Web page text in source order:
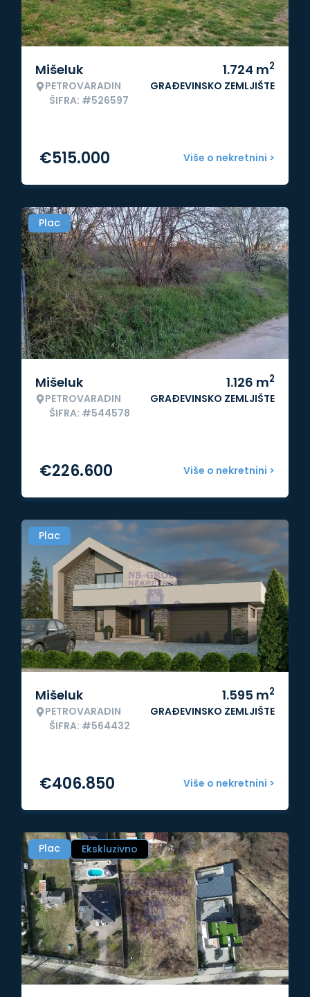
Mišeluk
PETROVARADIN
ŠIFRA: #526597
1.724 m2
GRAĐEVINSKO ZEMLJIŠTE
Više o nekretnini >
€515.000
Plac
Mišeluk
PETROVARADIN
ŠIFRA: #544578
1.126 m2
GRAĐEVINSKO ZEMLJIŠTE
Više o nekretnini >
€226.600
Plac
Mišeluk
PETROVARADIN
ŠIFRA: #564432
1.595 m2
GRAĐEVINSKO ZEMLJIŠTE
Više o nekretnini >
€406.850
Plac Ekskluzivno